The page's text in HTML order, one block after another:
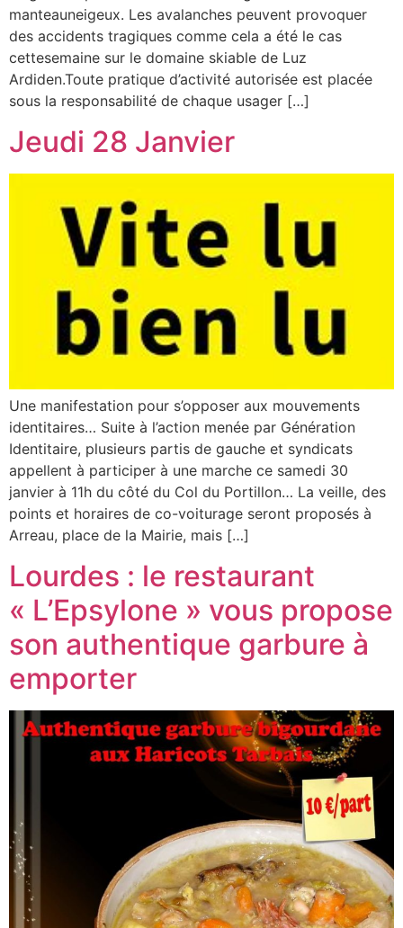
manteauneigeux. Les avalanches peuvent provoquer
des accidents tragiques comme cela a été le cas
cettesemaine sur le domaine skiable de Luz
Ardiden.Toute pratique d’activité autorisée est placée
sous la responsabilité de chaque usager […]
Jeudi 28 Janvier
Une manifestation pour s’opposer aux mouvements
identitaires… Suite à l’action menée par Génération
Identitaire, plusieurs partis de gauche et syndicats
appellent à participer à une marche ce samedi 30
janvier à 11h du côté du Col du Portillon… La veille, des
points et horaires de co-voiturage seront proposés à
Arreau, place de la Mairie, mais […]
Lourdes : le restaurant
« L’Epsylone » vous propose
son authentique garbure à
emporter